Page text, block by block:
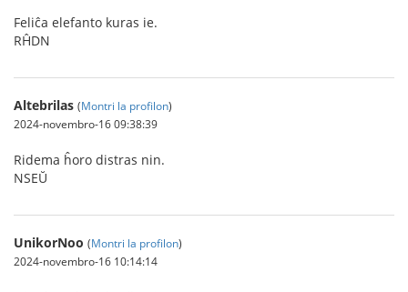
Feliĉa elefanto kuras ie.
RĤDN
Altebrilas (Montri la profilon)
2024-novembro-16 09:38:39
Ridema ĥoro distras nin.
NSEŬ
UnikorNoo (Montri la profilon)
2024-novembro-16 10:14:14